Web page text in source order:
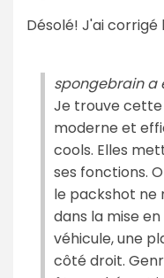
Désolé! J'ai corrigé
spongebrain a
Je trouve cette
moderne et
cools. Elles
ses fonctions.
le packshot ne
dans la mise
véhicule, une
côté droit.